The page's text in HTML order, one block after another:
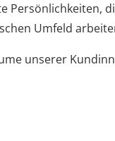
Umfeld
unserer